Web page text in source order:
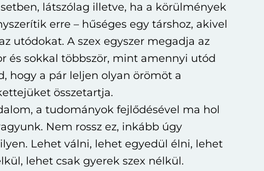
látszólag illetve, ha a körülmények
erre – hűséges egy társhoz, akivel
utódokat. A szex egyszer megadja az
és sokkal többször, mint amennyi utód
hogy a pár leljen olyan örömöt a
összetartja.
a tudományok fejlődésével ma hol
Nem rossz ez, inkább úgy
Lehet válni, lehet egyedül élni, lehet
lehet csak gyerek szex nélkül.